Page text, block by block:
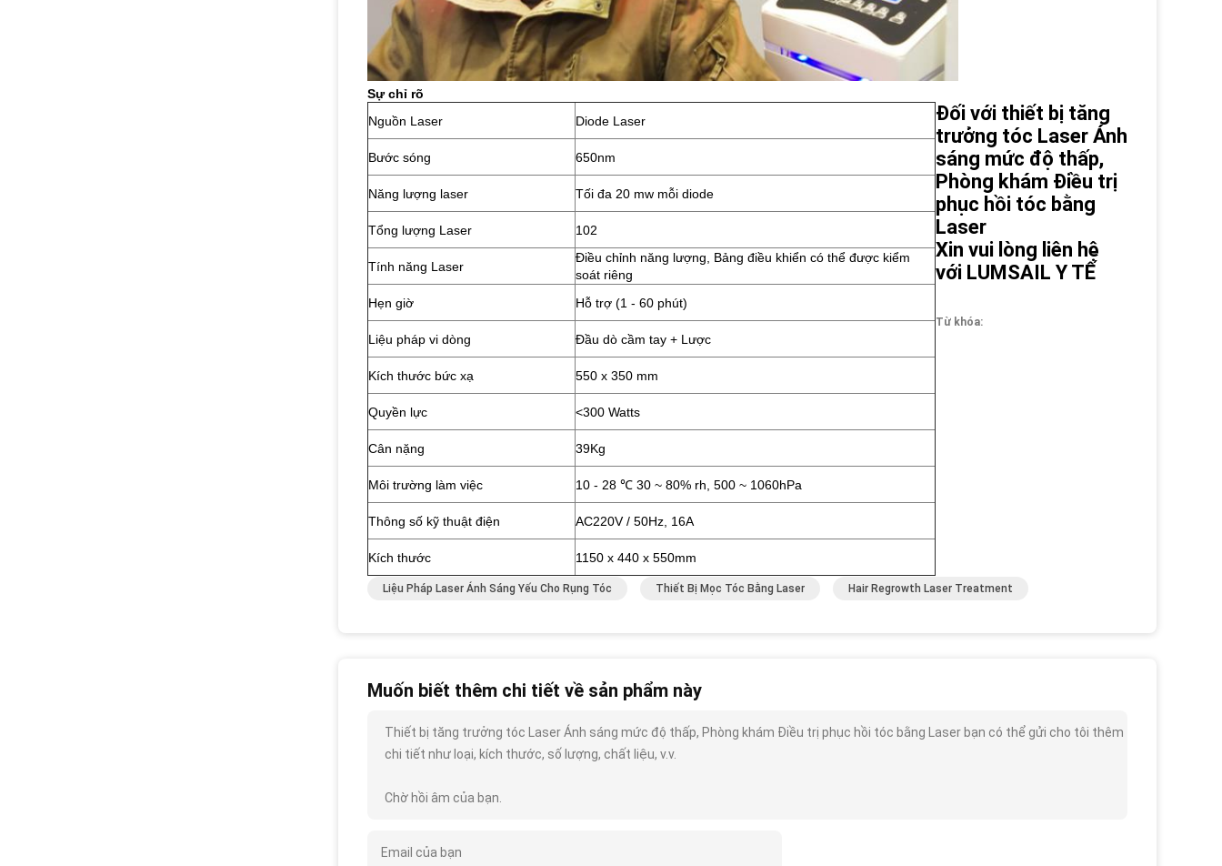
Sự chỉ rõ
Nguồn Laser
Diode Laser
Bước sóng 650nm
Năng lượng laser Tối đa 20 mw mỗi diode
Tổng lượng Laser 102
Tính năng Laser
Điều chỉnh năng lượng, Bảng điều khiển có thể được kiểm
soát riêng
Hẹn giờ
Hỗ trợ (1 - 60 phút)
Liệu pháp vi dòng Đầu dò cầm tay + Lược
Kích thước bức xạ 550 x 350 mm
Quyền lực <300 Watts
Cân nặng 39Kg
Môi trường làm việc 10 - 28 ℃ 30 ~ 80% rh, 500 ~ 1060hPa
Thông số kỹ thuật điện AC220V / 50Hz, 16A
Kích thước 1150 x 440 x 550mm
Đối với thiết bị tăng
trưởng tóc Laser Ánh
sáng mức độ thấp,
Phòng khám Điều trị
phục hồi tóc bằng
Laser
Xin vui lòng liên hệ
với LUMSAIL Y TẾ
Từ khóa:
Liệu Pháp Laser Ánh Sáng Yếu Cho Rụng Tóc Thiết Bị Mọc Tóc Bằng Laser Hair Regrowth Laser Treatment
Muốn biết thêm chi tiết về sản phẩm này
Thiết bị tăng trưởng tóc Laser Ánh sáng mức độ thấp, Phòng khám Điều trị phục hồi tóc bằng Laser bạn có thể gửi cho tôi thêm
chi tiết như loại, kích thước, số lượng, chất liệu, v.v.
Chờ hồi âm của bạn.